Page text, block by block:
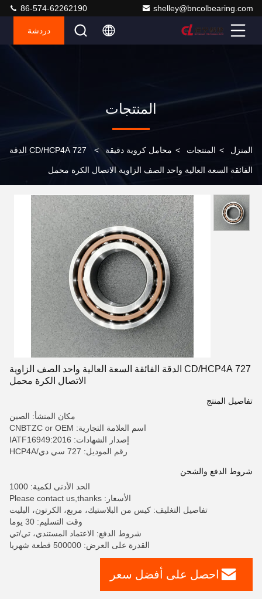
shelley@bncolbearing.com
86-574-62262190
دردشة
المنتجات
المنزل > المنتجات > محامل كروية دقيقة > 727 CD/HCP4A الدقة
الفائقة السعة العالية واحد الصف الزاوية الاتصال الكرة محمل
727 CD/HCP4A الدقة الفائقة السعة العالية واحد الصف الزاوية
الاتصال الكرة محمل
تفاصيل المنتج
مكان المنشأ: الصين
اسم العلامة التجارية: CNBTZC or OEM
إصدار الشهادات: IATF16949:2016
رقم الموديل: 727 سي دي/HCP4A
شروط الدفع والشحن
الحد الأدنى لكمية: 1000
الأسعار: Please contact us,thanks
تفاصيل التغليف: كيس من البلاستيك، مربع، الكرتون، البليت
وقت التسليم: 30 يوما
شروط الدفع: الاعتماد المستندي، تي/تي
القدرة على العرض: 500000 قطعة شهريا
احصل على أفضل سعر